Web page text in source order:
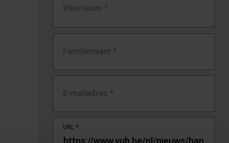
Voornaam *
Familienaam *
E-mailadres *
URL *